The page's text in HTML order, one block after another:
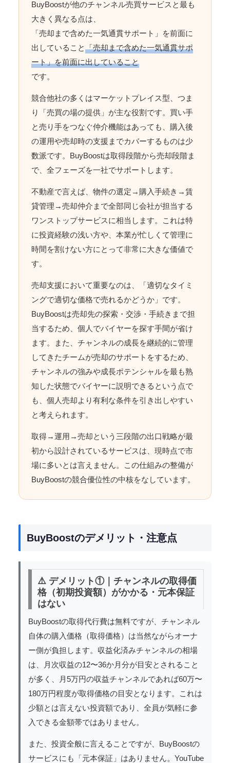
BuyBoostが他のチャンネル売買サービスと最も
大きく異なる点は、
「売却まで含めた一気通貫サポート」を前面に
出していること「売却まで含めた一気通貫サポ
ート」を前面に出していること
です。
競合他社の多くはマーケットプレイス型、つま
り「売買の場の提供」が主な役割です。買い手
と売り手をつなぐ仲介機能はあっても、購入後
の運用や売却時の支援までカバーするものは少
数派です。BuyBoostは取得段階から売却段階ま
で、全フェーズを一社でサポートします。
不動産で言えば、物件の選定→購入手続き→賃
貸管理→売却仲介まで全部同じ会社が担当する
ワンストップサービスに相当します。これは特
に投資経験の浅い方や、本業が忙しくて管理に
時間を割けない方にとって非常に大きな価値で
す。
売却支援において重要なのは、「適切なタイミ
ングで適切な価格で売れるかどうか」です。
BuyBoostは売却先の探索・交渉・手続きまで担
当するため、個人でバイヤーを探す手間が省け
ます。また、チャンネルの成長を継続的に管理
してきたチームが売却のサポートをするため、
チャンネルの強みや成長ポテンシャルを最も熟
知した状態でバイヤーに説明できるという点で
も、個人売却より有利な条件を引き出しやすい
と考えられます。
取得→運用→売却という三段階の出口戦略が最
初から設計されているサービスは、現時点で市
場に多いとは言えません。この仕組みの整備が
BuyBoostの競合優位性の中核をなしています。
BuyBoostのデメリット・注意点
⚠️ デメリット①｜チャンネルの取得価
格（初期投資額）がかかる・元本保証
はない
BuyBoostの取得代行費は無料ですが、チャンネル
自体の購入価格（取得価格）は当然ながらオーナ
ー側が負担します。収益化済みチャンネルの相場
は、月次収益の12〜36か月分が目安とされること
が多く、月5万円の収益チャンネルであれば60万〜
180万円程度が取得価格の目安となります。これは
少額とは言えない投資額であり、全員が気軽に参
入できる金額帯ではありません。
また、投資全般に言えることですが、BuyBoostの
サービスにも「元本保証」はありません。YouTube